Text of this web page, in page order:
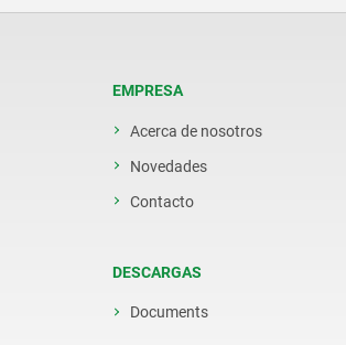
EMPRESA
Acerca de nosotros
Novedades
Contacto
DESCARGAS
Documents